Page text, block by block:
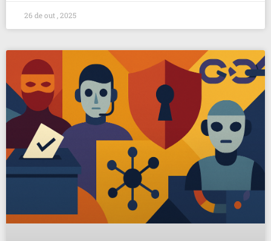
26 de out , 2025